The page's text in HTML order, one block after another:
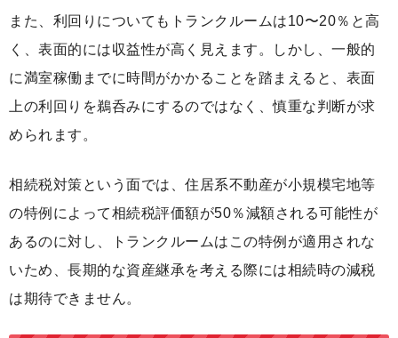
また、利回りについてもトランクルームは10〜20％と高
く、表面的には収益性が高く見えます。しかし、一般的
に満室稼働までに時間がかかることを踏まえると、表面
上の利回りを鵜呑みにするのではなく、慎重な判断が求
められます。
相続税対策という面では、住居系不動産が小規模宅地等
の特例によって相続税評価額が50％減額される可能性が
あるのに対し、トランクルームはこの特例が適用されな
いため、長期的な資産継承を考える際には相続時の減税
は期待できません。